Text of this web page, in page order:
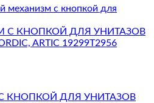
КНОПКОЙ ДЛЯ УНИТАЗОВ